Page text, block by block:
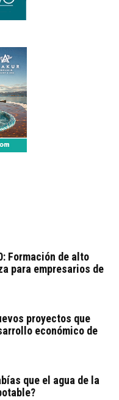
Formación de alto
para empresarios de
proyectos que
económico de
que el agua de la